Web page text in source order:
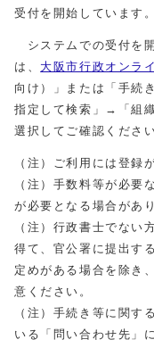
受付を開始しています。
システムでの受付を
は、 大阪市行政オンラ
向け）」または「手続
指定して検索」→「組
選択してご確認ください
（注）ご利用には登録
（注）手数料等が必要
が必要となる場合があ
（注）行政書士でない
得て、官公署に提出す
定めがある場合を除き
意ください。
（注）手続き等に関す
いる「問い合わせ先」